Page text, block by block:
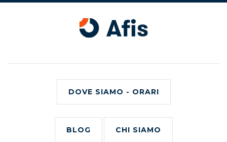
DOVE SIAMO - ORARI
BLOG CHI SIAMO